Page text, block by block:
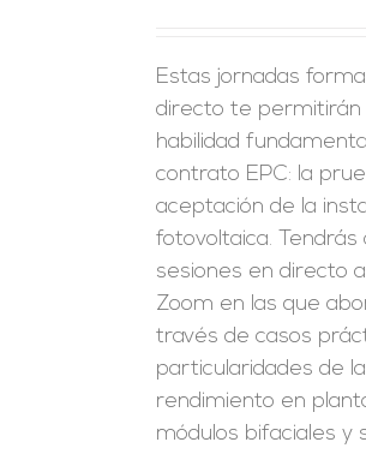
Estas jornadas
directo te permitirán
habilidad
contrato EPC: la
aceptación de la
fotovoltaica.
sesiones en directo
Zoom en las que
través de casos
particularidades de
rendimiento en
módulos bifaciales y